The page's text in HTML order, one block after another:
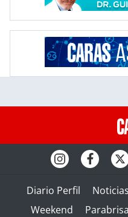
Diario Perfil Noticias
Weekend